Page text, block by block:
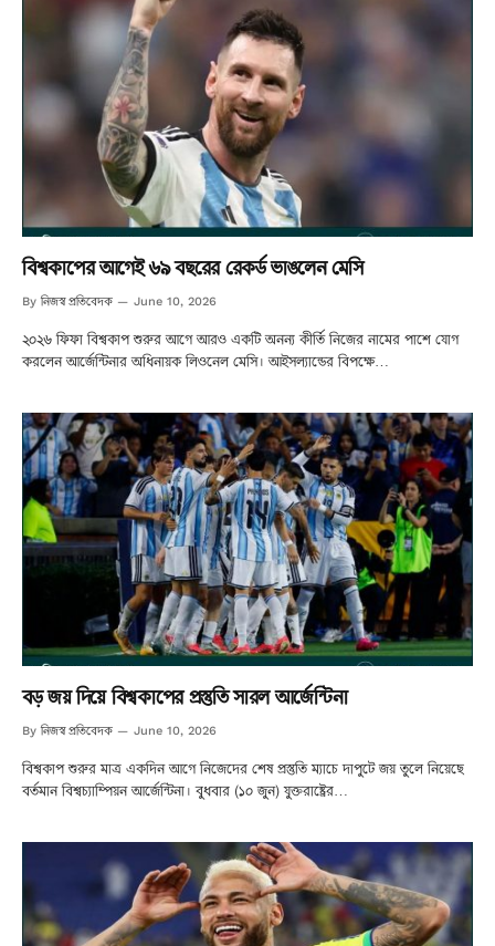
বিশ্বকাপের আগেই ৬৯ বছরের রেকর্ড ভাঙলেন মেসি
By নিজস্ব প্রতিবেদক June 10, 2026
২০২৬ ফিফা বিশ্বকাপ শুরুর আগে আরও একটি অনন্য কীর্তি নিজের নামের পাশে যোগ
করলেন আর্জেন্টিনার অধিনায়ক লিওনেল মেসি। আইসল্যান্ডের বিপক্ষে…
বড় জয় দিয়ে বিশ্বকাপের প্রস্তুতি সারল আর্জেন্টিনা
By নিজস্ব প্রতিবেদক June 10, 2026
বিশ্বকাপ শুরুর মাত্র একদিন আগে নিজেদের শেষ প্রস্তুতি ম্যাচে দাপুটে জয় তুলে নিয়েছে
বর্তমান বিশ্বচ্যাম্পিয়ন আর্জেন্টিনা। বুধবার (১০ জুন) যুক্তরাষ্ট্রের…